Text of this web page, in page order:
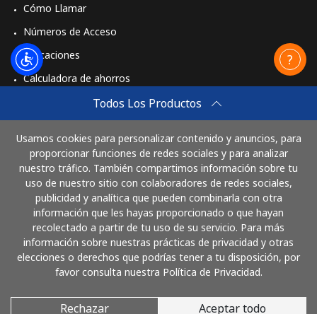
Todos Los Productos
Usamos cookies para personalizar contenido y anuncios, para
proporcionar funciones de redes sociales y para analizar
nuestro tráfico. También compartimos información sobre tu
uso de nuestro sitio con colaboradores de redes sociales,
publicidad y analítica que pueden combinarla con otra
información que les hayas proporcionado o que hayan
recolectado a partir de tu uso de su servicio. Para más
información sobre nuestras prácticas de privacidad y otras
elecciones o derechos que podrías tener a tu disposición, por
favor consulta nuestra Política de Privacidad.
Rechazar Aceptar todo
Cómo Llamar
Números de Acceso
Aplicaciones
Calculadora de ahorros
Comprar
Cómo funciona
Paga con
© 2026 LlamaCostaRica